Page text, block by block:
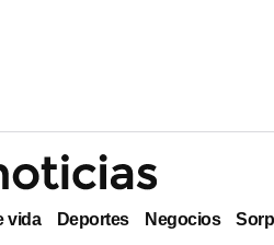
vida Deportes Negocios